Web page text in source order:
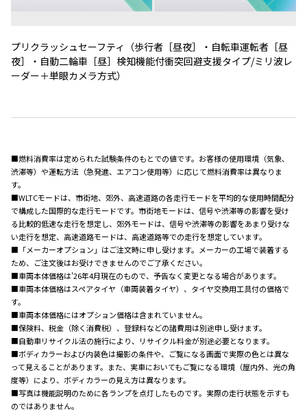
プリクラッシュセーフティ（歩行者［昼夜］・自転車運転者［昼
夜］・自動二輪車［昼］検知機能付衝突回避支援タイプ/ミリ波レ
ーダー＋単眼カメラ方式）
■燃料消費率は定められた試験条件のもとでの値です。お客様の使用環境（気象、
渋滞等）や運転方法（急発進、エアコン使用等）に応じて燃料消費率は異なりま
す。
■WLTCモードは、市街地、郊外、高速道路の各走行モードを平均的な使用時間配分
で構成した国際的な走行モードです。市街地モードは、信号や渋滞等の影響を受け
る比較的低速な走行を想定し、郊外モードは、信号や渋滞等の影響をあまり受けな
い走行を想定、高速道路モードは、高速道路等での走行を想定しています。
■「メーカーオプション」はご注文時に申し受けます。メーカーの工場で装着する
ため、ご注文後はお受けできませんのでご了承ください。
■車両本体価格は'26年4月現在のもので、予告なく変更となる場合があります。
■車両本体価格はスペアタイヤ（車両装着タイヤ）、タイヤ交換用工具付の価格で
す。
■車両本体価格にはオプション価格は含まれていません。
■保険料、税金（除く消費税）、登録料などの諸費用は別途申し受けます。
■自動車リサイクル法の施行により、リサイクル料金が別途必要となります。
■ボディカラーおよび内装色は撮影の条件や、ご覧になる画面で実際の色とは異な
って見えることがあります。また、実車においてもご覧になる環境（屋内外、光の角
度等）により、ボディカラーの見え方は異なります。
■写真は機能説明のために各ランプを点灯したものです。実際の走行状態を示すも
のではありません。